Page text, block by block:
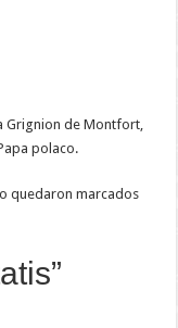
Grignion de Montfort,
polaco.
quedaron marcados